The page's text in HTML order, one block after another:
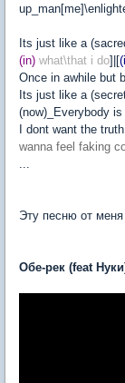
Its just like a
(in) what\that i do]|[
Once in awhile but
Its just like a
(now)_Everybody
I dont want the
wanna feel faking
Эту песню от
Обе-рек (feat